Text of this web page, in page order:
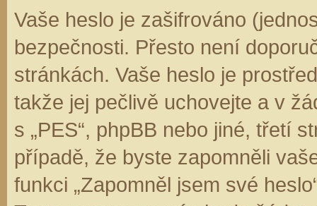
Vaše heslo je zašifrováno
bezpečnosti. Přesto není
stránkách. Vaše heslo je
takže jej pečlivě uchovejte a v
s „PES“, phpBB nebo jiné, třetí
případě, že byste zapomněli
funkci „Zapomněl jsem své